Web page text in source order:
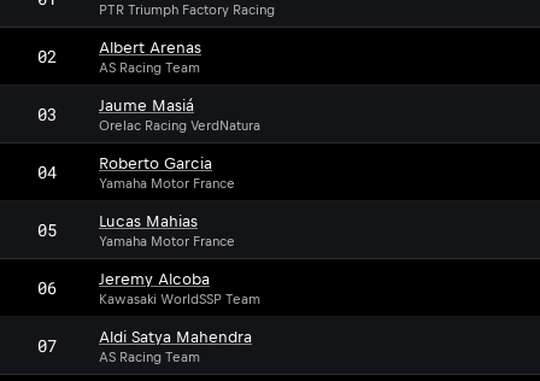
PTR Triumph Factory Racing
02 Albert Arenas
AS Racing Team
03 Jaume Masiá
Orelac Racing VerdNatura
04 Roberto Garcia
Yamaha Motor France
05 Lucas Mahias
Yamaha Motor France
06 Jeremy Alcoba
Kawasaki WorldSSP Team
07 Aldi Satya Mahendra
AS Racing Team